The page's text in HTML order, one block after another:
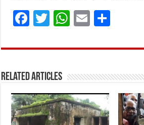
F
ce
o
o
k
T
it
r
W
at
A
p
p
E
ai
S
ar
Related Articles